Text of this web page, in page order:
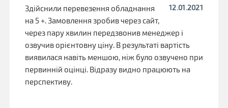
12.01.2021
Здійснили перевезення обладнання
на 5 +. Замовлення зробив через сайт,
через пару хвилин передзвонив менеджер і
озвучив орієнтовну ціну. В результаті вартість
виявилася навіть меншою, ніж було озвучено при
первинній оцінці. Відразу видно працюють на
перспективу.